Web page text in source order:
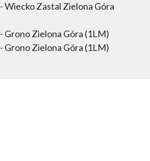
- Wiecko Zastal Zielona Góra
- Grono Zielona Góra (1LM)
- Grono Zielona Góra (1LM)